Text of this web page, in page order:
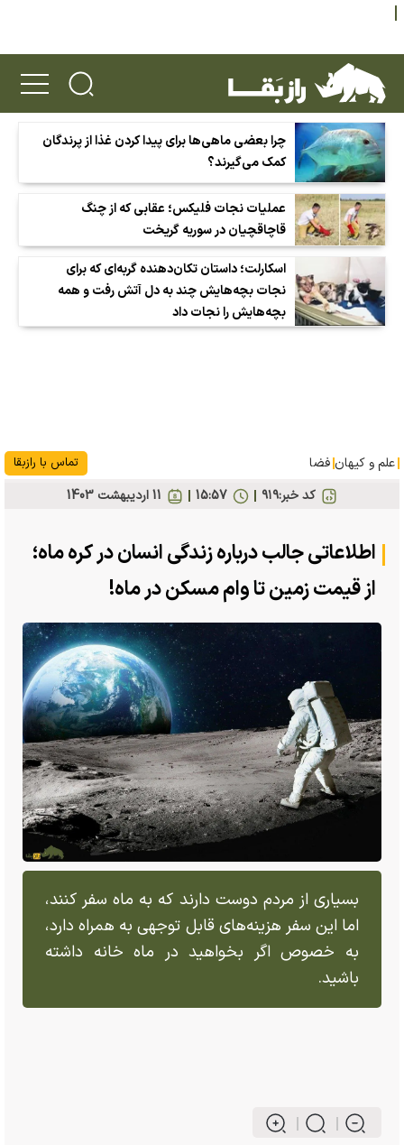
چرا بعضی ماهی‌ها برای پیدا کردن غذا از پرندگان
کمک می‌گیرند؟
عملیات نجات فلیکس؛ عقابی که از چنگ
قاچاقچیان در سوریه گریخت
اسکارلت؛ داستان تکان‌دهنده گربه‌ای که برای
نجات بچه‌هایش چند به دل آتش رفت و همه
بچه‌هایش را نجات داد
علم و کیهان فضا تماس با رازبقا
کد خبر:۹۱۹ 11 ارديبهشت 1403 15:57
اطلاعاتی جالب درباره زندگی انسان در کره ماه؛
از قیمت زمین تا وام مسکن در ماه!
بسیاری از مردم دوست دارند که به ماه سفر کنند،
اما این سفر هزینه‌های قابل توجهی به همراه دارد،
به خصوص اگر بخواهید در ماه خانه داشته
باشید.